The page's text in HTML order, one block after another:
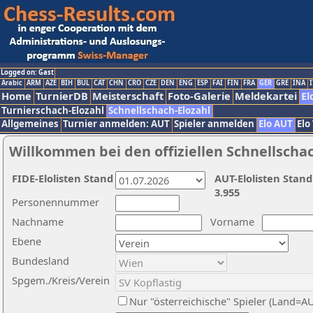
Logged on: Gast
Arabic ARM AZE BIH BUL CAT CHN CRO CZE DEN ENG ESP FAI FIN FRA GER GRE INA
Home TurnierDB Meisterschaft Foto-Galerie Meldekartei
Turnierschach-Elozahl Schnellschach-Elozahl
Allgemeines Turnier anmelden: AUT Spieler anmelden Elo AUT
Willkommen bei den offiziellen
Nachname
Vorname
Ebene
Personennummer
Bundesland
Spgem./Kreis/Verein
Nur "österreichische" Spieler
AUT-Elolisten
3.955
FIDE-Elolisten Stand